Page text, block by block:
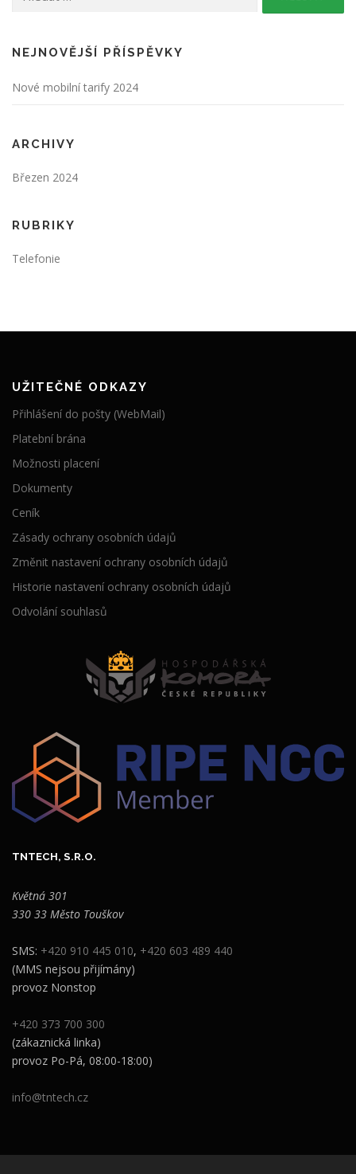
NEJNOVĚJŠÍ PŘÍSPĚVKY
Nové mobilní tarify 2024
ARCHIVY
Březen 2024
RUBRIKY
Telefonie
UŽITEČNÉ ODKAZY
Přihlášení do pošty (WebMail)
Platební brána
Možnosti placení
Dokumenty
Ceník
Zásady ochrany osobních údajů
Změnit nastavení ochrany osobních údajů
Historie nastavení ochrany osobních údajů
Odvolání souhlasů
TNTECH, S.R.O.
Květná 301
330 33 Město Touškov
SMS: +420 910 445 010, +420 603 489 440
(MMS nejsou přijímány)
provoz Nonstop
+420 373 700 300
(zákaznická linka)
provoz Po-Pá, 08:00-18:00)
info@tntech.cz